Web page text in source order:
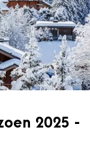
2025 -